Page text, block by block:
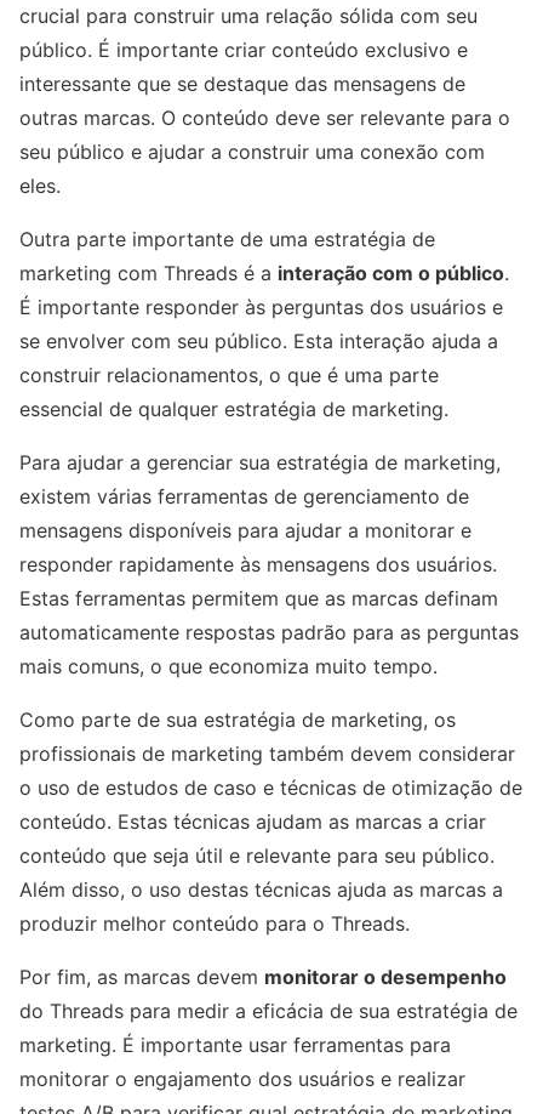
crucial para construir uma relação sólida com seu
público. É importante criar conteúdo exclusivo e
interessante que se destaque das mensagens de
outras marcas. O conteúdo deve ser relevante para o
seu público e ajudar a construir uma conexão com
eles.
Outra parte importante de uma estratégia de
marketing com Threads é a interação com o público.
É importante responder às perguntas dos usuários e
se envolver com seu público. Esta interação ajuda a
construir relacionamentos, o que é uma parte
essencial de qualquer estratégia de marketing.
Para ajudar a gerenciar sua estratégia de marketing,
existem várias ferramentas de gerenciamento de
mensagens disponíveis para ajudar a monitorar e
responder rapidamente às mensagens dos usuários.
Estas ferramentas permitem que as marcas definam
automaticamente respostas padrão para as perguntas
mais comuns, o que economiza muito tempo.
Como parte de sua estratégia de marketing, os
profissionais de marketing também devem considerar
o uso de estudos de caso e técnicas de otimização de
conteúdo. Estas técnicas ajudam as marcas a criar
conteúdo que seja útil e relevante para seu público.
Além disso, o uso destas técnicas ajuda as marcas a
produzir melhor conteúdo para o Threads.
Por fim, as marcas devem monitorar o desempenho
do Threads para medir a eficácia de sua estratégia de
marketing. É importante usar ferramentas para
monitorar o engajamento dos usuários e realizar